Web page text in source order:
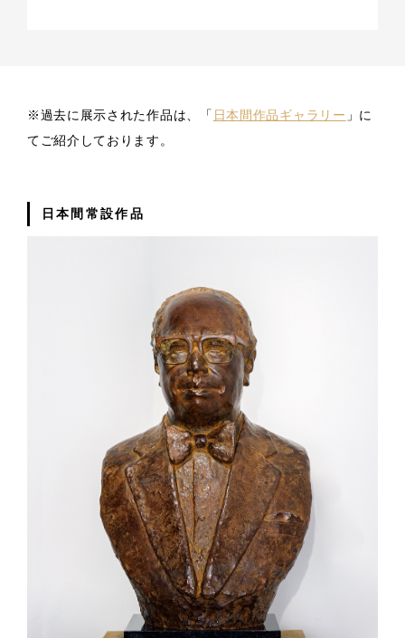
※過去に展示された作品は、「 日本間作品ギャラリー 」に
てご紹介しております。
日本間常設作品